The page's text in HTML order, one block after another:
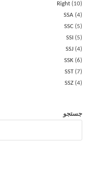
Right
10
SSA 4
SSC
5
SSI
5
SSJ 4
SSK 6
SST 7
SSZ 4
جستجو